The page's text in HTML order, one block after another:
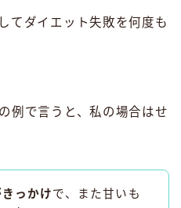
てダイエット失敗を何度も
例で言うと、私の場合はせ
っかけで、また甘いも